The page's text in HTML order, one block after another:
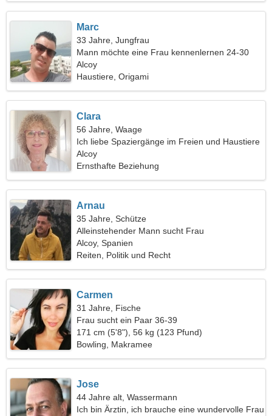
Marc
33 Jahre, Jungfrau
Mann möchte eine Frau kennenlernen 24-30
Alcoy
Haustiere, Origami
Clara
56 Jahre, Waage
Ich liebe Spaziergänge im Freien und Haustiere
Alcoy
Ernsthafte Beziehung
Arnau
35 Jahre, Schütze
Alleinstehender Mann sucht Frau
Alcoy, Spanien
Reiten, Politik und Recht
Carmen
31 Jahre, Fische
Frau sucht ein Paar 36-39
171 cm (5'8"), 56 kg (123 Pfund)
Bowling, Makramee
Jose
44 Jahre alt, Wassermann
Ich bin Ärztin, ich brauche eine wundervolle Frau